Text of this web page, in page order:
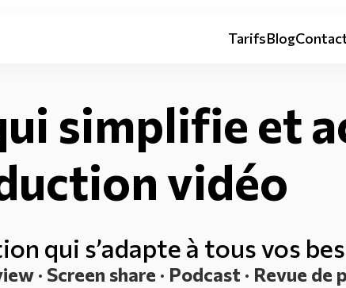
TarifsBlog
simplifie et
vidéo
qui s’adapte à tous vos
· Screen share · Podcast · Revue de